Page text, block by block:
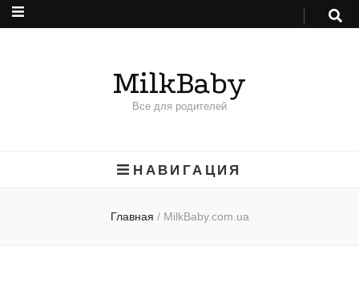
MilkBaby
Все для родителей
НАВИГАЦИЯ
Главная / MilkBaby.com.ua